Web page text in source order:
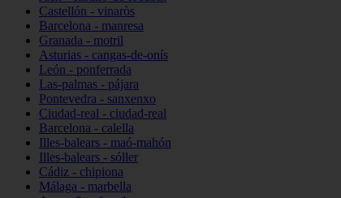
Castellón - vinaròs
Barcelona - manresa
Granada - motril
Asturias - cangas-de-onís
León - ponferrada
Las-palmas - pájara
Pontevedra - sanxenxo
Ciudad-real - ciudad-real
Barcelona - calella
Illes-balears - maó-mahón
Illes-balears - sóller
Cádiz - chipiona
Málaga - marbella